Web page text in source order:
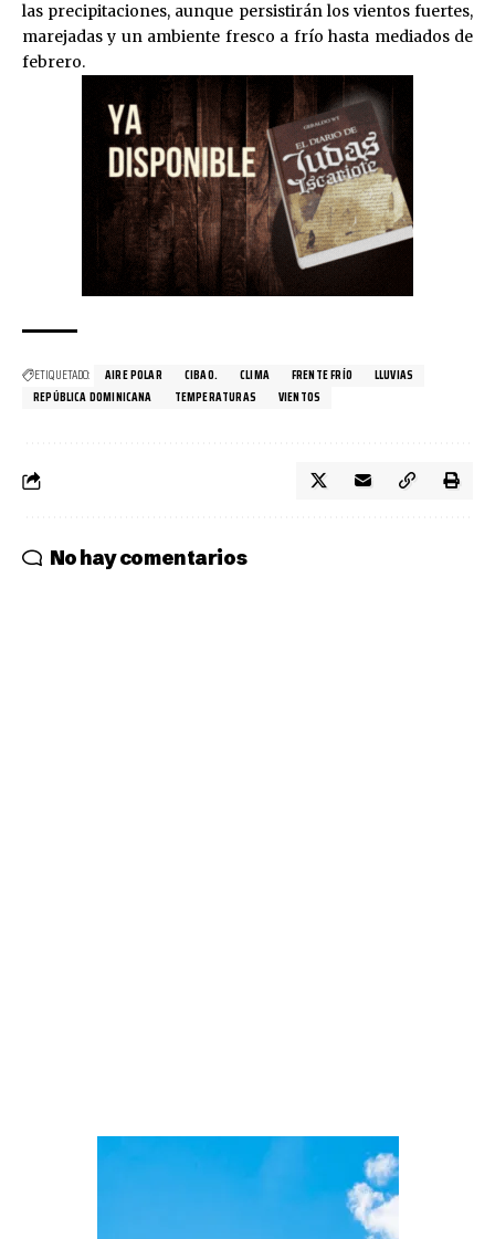
las precipitaciones, aunque persistirán los vientos fuertes,
marejadas y un ambiente fresco a frío hasta mediados de
febrero.
ETIQUETADO: AIRE POLAR CIBAO. CLIMA FRENTE FRÍO
LLUVIAS
REPÚBLICA DOMINICANA
TEMPERATURAS VIENTOS
No hay comentarios